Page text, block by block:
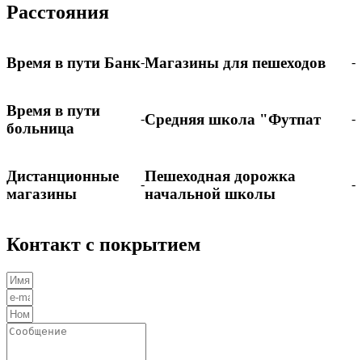
Расстояния
Время в пути Банк-Магазины для пешеходов -
Время в пути
больница
-Средняя школа "Футпат -
Дистанционные
магазины
-Пешеходная дорожка
начальной школы
-
Контакт с покрытием